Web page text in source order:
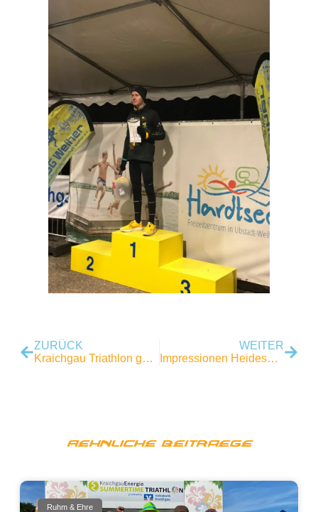
ZURÜCK
Kraichgau Triathlon goes ALB-GOLD Liga
WEITER
Impressionen Heidesee-Triathlon 2023
Aehnliche Beitraege
Ruhm & Ehre